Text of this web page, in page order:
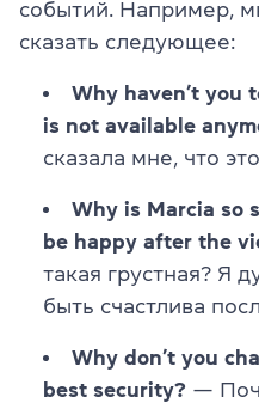
событий. Например,
сказать следующее:
Why haven’t you
is not available
сказала мне, что
Why is Marcia so
be happy after the
такая грустная? Я
быть счастлива
Why don’t you
best security? —